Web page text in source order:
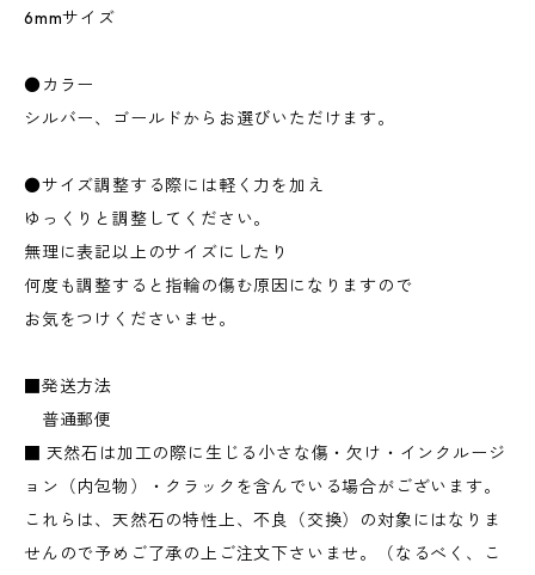
6mmサイズ
●カラー
シルバー、ゴールドからお選びいただけます。
●サイズ調整する際には軽く力を加え
ゆっくりと調整してください。
無理に表記以上のサイズにしたり
何度も調整すると指輪の傷む原因になりますので
お気をつけくださいませ。
■発送方法
普通郵便
■ 天然石は加工の際に生じる小さな傷・欠け・インクルージ
ョン（内包物）・クラックを含んでいる場合がございます。
これらは、天然石の特性上、不良（交換）の対象にはなりま
せんので予めご了承の上ご注文下さいませ。（なるべく、こ